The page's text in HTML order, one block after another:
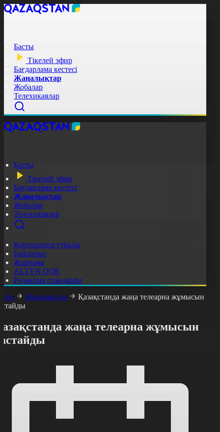
Басты
Тікелей эфир
Бағдарлама кестесі
Жаңалықтар
Жобалар
Телехикаялар
Басты
Тікелей эфир
Бағдарлама кестесі
Жаңалықтар
Жобалар
Телехикаялар
Корпорация туралы
Байланыс
Жарнама
ALTYN QOR
Редакция стандарты
Жаңалықтар
Қазақстанда жаңа телеарна жұмысын
жаңа телеарна жұмысын